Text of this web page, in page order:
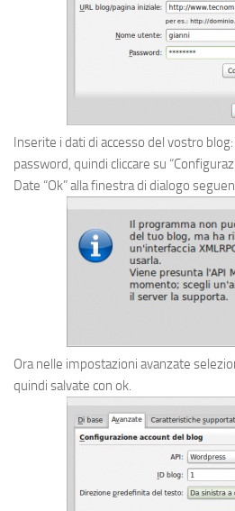
Inserite i dati di accesso del vostro
password, quindi cliccare su
Date “Ok” alla finestra di dialogo
Ora nelle impostazioni avanzate
quindi salvate con ok.